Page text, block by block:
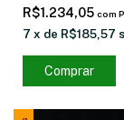
R$1.234,05 com
7 x de R$185,57
Comprar